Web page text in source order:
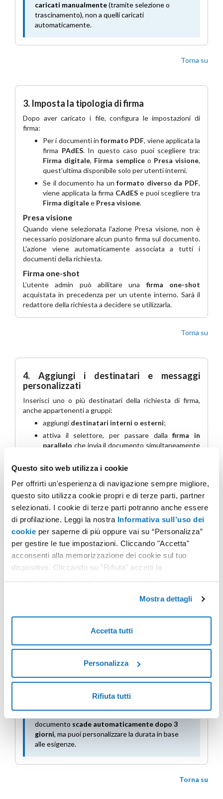
Questo sito web utilizza i cookie
Per offrirti un'esperienza di navigazione sempre migliore,
questo sito utilizza cookie propri e di terze parti, partner
selezionati. I cookie di terze parti potranno anche essere
di profilazione. Leggi la nostra Informativa sull’uso dei
cookie per saperne di più oppure vai su “Personalizza”
per gestire le tue impostazioni. Cliccando "Accetta"
acconsenti alla memorizzazione dei cookie sul tuo
dispositivo. Cliccando su "Rifiuta" accetti la
Mostra dettagli
Accetta tutti
Personalizza
Rifiuta tutti
caricati manualmente(tramite selezione o
trascinamento), non a quelli caricati
automaticamente.
Torna su
3. Imposta la tipologia di firma
Dopo aver caricato i file, configura le impostazioni di
firma:
Per i documenti in formato PDF, viene applicata la
firma PAdES. In questo caso puoi scegliere tra:
Firma digitale, Firma semplice o Presa visione,
quest’ultima disponibile solo per utenti interni.
Se il documento ha unformato diverso da PDF,
viene applicata la firma CAdES e puoi scegliere tra
Firma digitalee Presa visione.
Presa visione
Quando viene selezionata l'azione Presa visione, non è
necessario posizionare alcun punto firma sul documento.
L'azione viene automaticamente associata a tutti i
documenti della richiesta.
Firma one-shot
L’utente admin può abilitare una firma one-shot
acquistata in precedenza per un utente interno. Sarà il
redattore della richiesta a decidere se utilizzarla.
Torna su
4. Aggiungi i destinatari e messaggi
personalizzati
Inserisci uno o più destinatari della richiesta di firma,
anche appartenenti a gruppi:
aggiungi destinatari interni o esterni;
attiva il selettore, per passare dallafirma in
parallelo che invia il documento simultaneamente
per
stabilire l'ordine con cui i destinatari
sceglidove far apporre le firme nel documento,
per i destinatari che devono firmare;
se vuoi,modifica il nome della richiestae
aggiungi un messaggio personalizzato
. Queste
informazioni saranno visibili nell’email inviata ai
destinatari e li aiuteranno a comprendere il
contenuto della richiesta;
personalizzataper ogni destinatari, che sarà
visualizzata durante la firma del documento.
In questa sezione puoi:
impostare una scadenzaper la richiesta di firma;
sollecitare automaticamentei destinatari che
non hanno ancora completato la richiesta.
I promemoria vengono inviati periodicamente fino al
documento scade automaticamente dopo 3
giorni, ma puoi personalizzare la durata in base
alle esigenze.
Torna su